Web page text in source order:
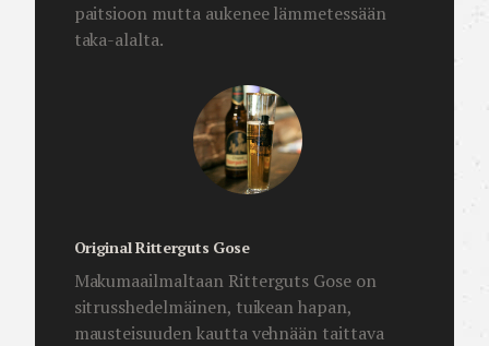
paitsioon mutta aukenee lämmetessään
taka-alalta.
Original Ritterguts Gose
Makumaailmaltaan Ritterguts Gose on
sitrusshedelmäinen, tuikean hapan,
mausteisuuden kautta vehnään taittava